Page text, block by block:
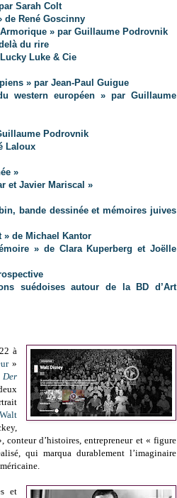
Sarah Colt
de René Goscinny
» par Guillaume Podrovnik
du rire
Luke & Cie
» par Jean-Paul Guigue
western européen » par Guillaume
Podrovnik
Laloux
»
et Javier Mariscal »
bande dessinée et mémoires juives
» de Michael Kantor
» de Clara Kuperberg et Joëlle
suédoises autour de la BD d’Art
à
»
Walt
d’histoires, entrepreneur et « figure
qui marqua durablement l’imaginaire
et